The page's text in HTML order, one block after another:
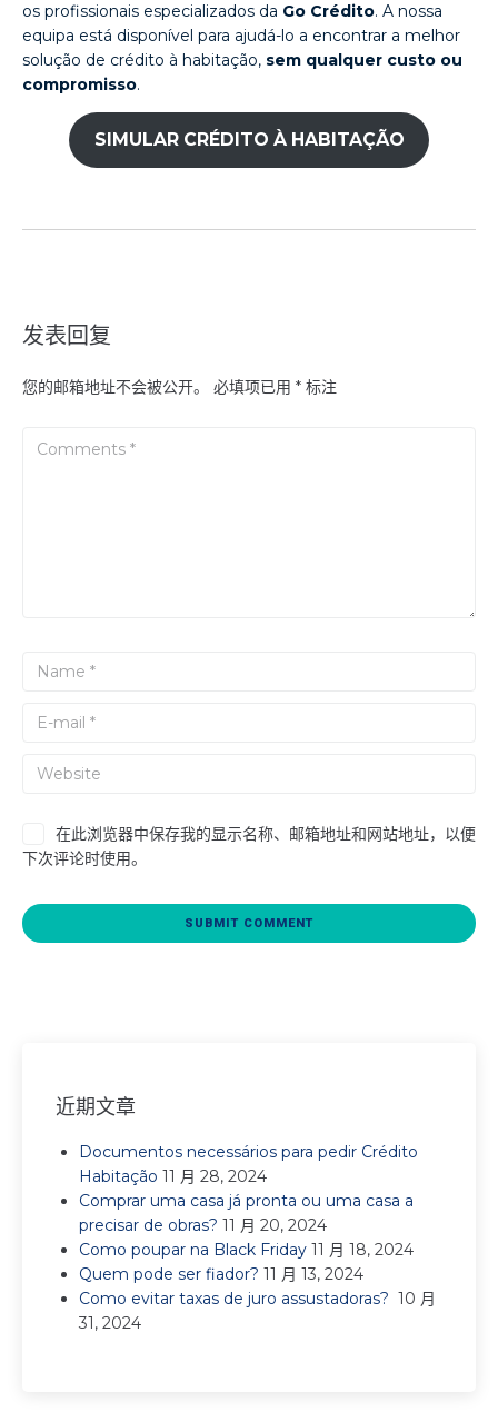
os profissionais especializados da Go Crédito. A nossa
equipa está disponível para ajudá-lo a encontrar a melhor
solução de crédito à habitação, sem qualquer custo ou
compromisso.
SIMULAR CRÉDITO À HABITAÇÃO
发表回复
您的邮箱地址不会被公开。 必填项已用 * 标注
在此浏览器中保存我的显示名称、邮箱地址和网站地址，以便
下次评论时使用。
近期文章
Documentos necessários para pedir Crédito
Habitação 11 月 28, 2024
Comprar uma casa já pronta ou uma casa a
precisar de obras? 11 月 20, 2024
Como poupar na Black Friday 11 月 18, 2024
Quem pode ser fiador? 11 月 13, 2024
Como evitar taxas de juro assustadoras? 10 月
31, 2024